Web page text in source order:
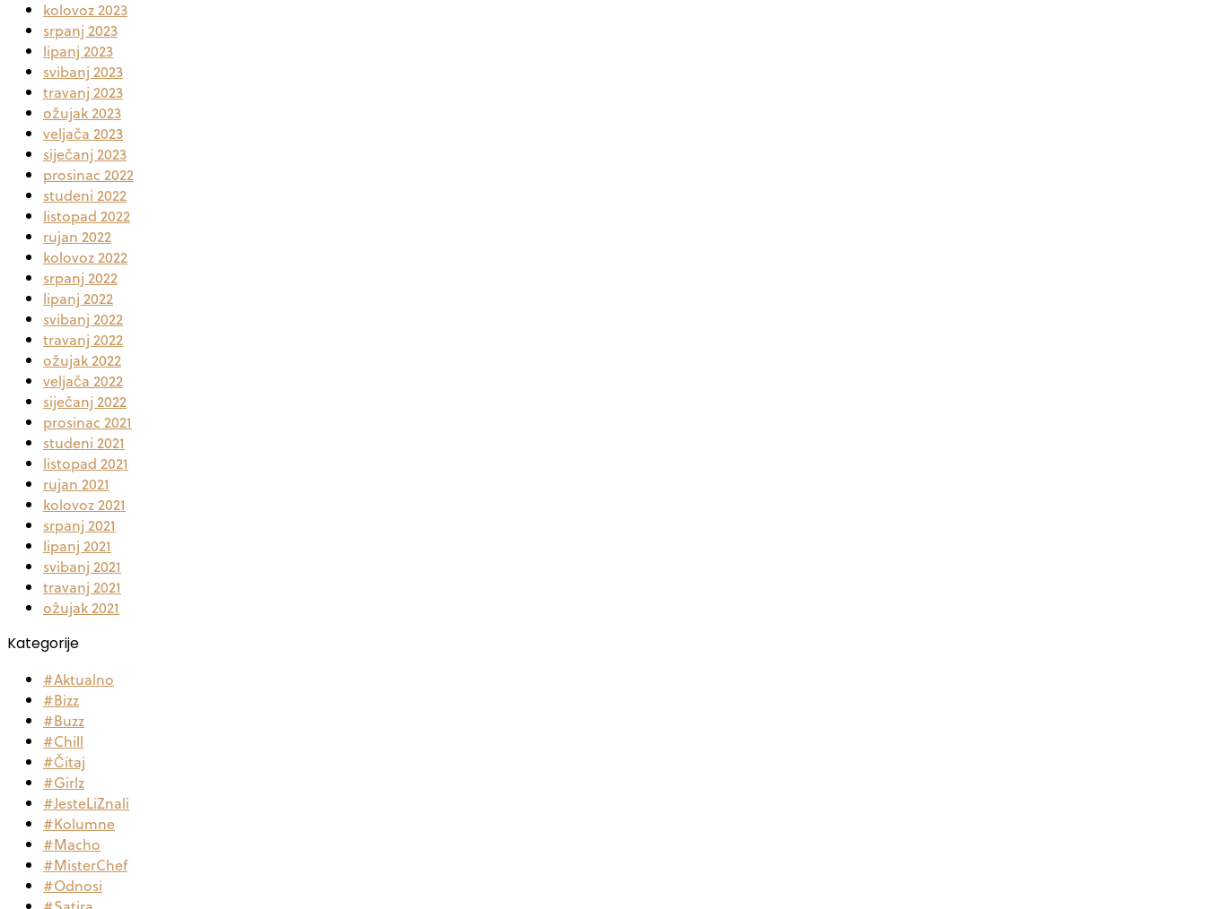
kolovoz 2023
srpanj 2023
lipanj 2023
svibanj 2023
travanj 2023
ožujak 2023
veljača 2023
siječanj 2023
prosinac 2022
studeni 2022
listopad 2022
rujan 2022
kolovoz 2022
srpanj 2022
lipanj 2022
svibanj 2022
travanj 2022
ožujak 2022
veljača 2022
siječanj 2022
prosinac 2021
studeni 2021
listopad 2021
rujan 2021
kolovoz 2021
srpanj 2021
lipanj 2021
svibanj 2021
travanj 2021
ožujak 2021
Kategorije
#Aktualno
#Bizz
#Buzz
#Chill
#Čitaj
#Girlz
#JesteLiZnali
#Kolumne
#Macho
#MisterChef
#Odnosi